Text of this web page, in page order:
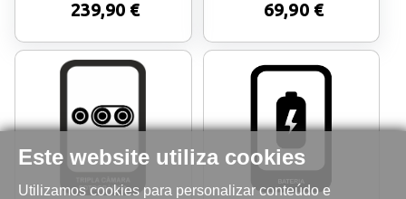
Este website utiliza cookies
Utilizamos cookies para personalizar conteúdo e
239,90 € 69,90 €